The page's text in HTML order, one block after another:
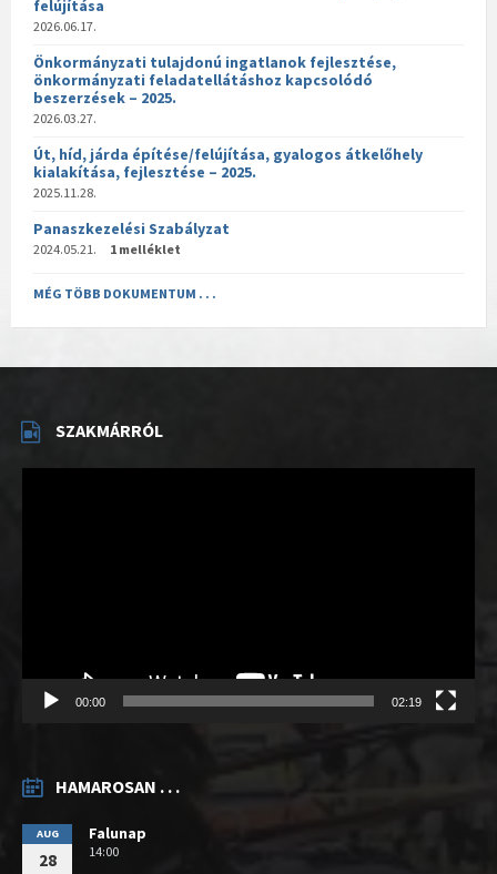
felújítása
2026.06.17.
Önkormányzati tulajdonú ingatlanok fejlesztése,
önkormányzati feladatellátáshoz kapcsolódó
beszerzések – 2025.
2026.03.27.
Út, híd, járda építése/felújítása, gyalogos átkelőhely
kialakítása, fejlesztése – 2025.
2025.11.28.
Panaszkezelési Szabályzat
2024.05.21. 1 melléklet
MÉG TÖBB DOKUMENTUM . . .
SZAKMÁRRÓL
00:00 02:19
HAMAROSAN . . .
AUG
28
Falunap
14:00